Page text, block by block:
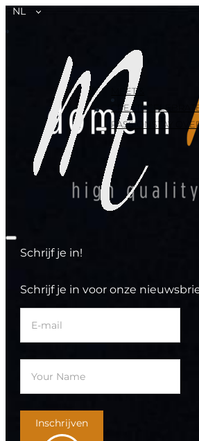
NL
MEET &
CREATE
PASSION
STAY OVER
Schrijf je in voor onze
Schrijf je in!
Inschrijven